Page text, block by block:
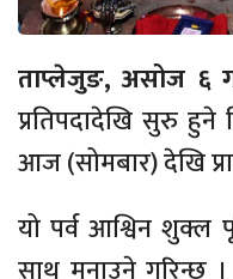
ताप्लेजुङ, असोज ६
प्रतिपदादेखि सुरु हुने
आज (सोमबार) देखि
यो पर्व आश्विन शुक्ल